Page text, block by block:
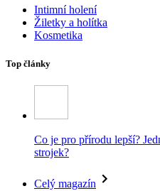
Intimní holení
Žiletky a holítka
Kosmetika
Top články
Co je pro přírodu lepší?
strojek?
Celý magazín